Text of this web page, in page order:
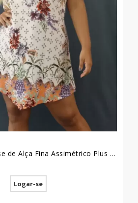
Esses pólos geralmente
cidades que trabalham na
de artigos de moda
diretamente para esses
de atacado. São lojas e
shoppings que se
única cidade reunindo
de toda a região. O intuito
é dispor para a venda a
empresas regionais.
trabalhar no setor de
opção, porque estão
Vestido em Viscose de Alça Fina Assimétrico Plus Size Rose Flores Detalhes Coral [1912010]
Logar-se